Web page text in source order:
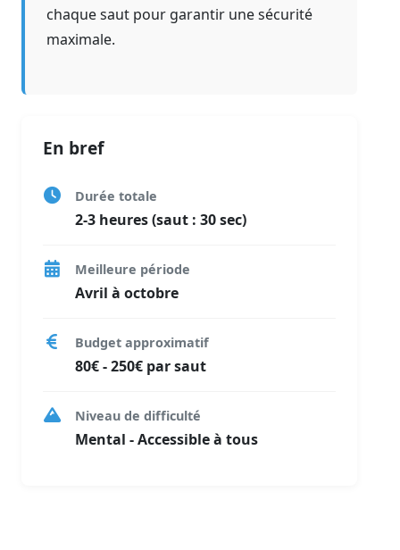
chaque saut pour garantir une sécurité
maximale.
En bref
Durée totale
2-3 heures (saut : 30 sec)
Meilleure période
Avril à octobre
Budget approximatif
80€ - 250€ par saut
Niveau de difficulté
Mental - Accessible à tous